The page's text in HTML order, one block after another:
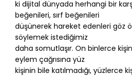
ki dijital dünyada herhangi bir
beğenileri, sırf beğenileri
düşünerek hareket edenleri göz
söylemek istediğimiz
daha somutlaşır. On binlerce
eylem çağrısına yüz
kişinin bile katılmadığı, yüzlerce